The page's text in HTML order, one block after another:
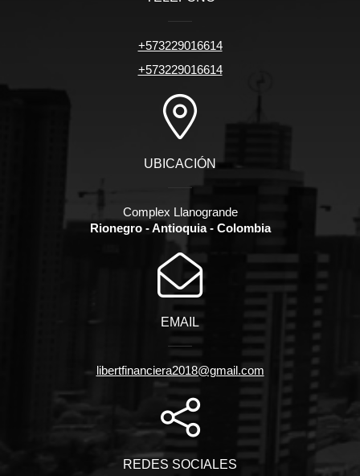
+573229016614
+573229016614
UBICACIÓN
Complex Llanogrande
Rionegro - Antioquia - Colombia
EMAIL
libertfinanciera2018@gmail.com
REDES SOCIALES